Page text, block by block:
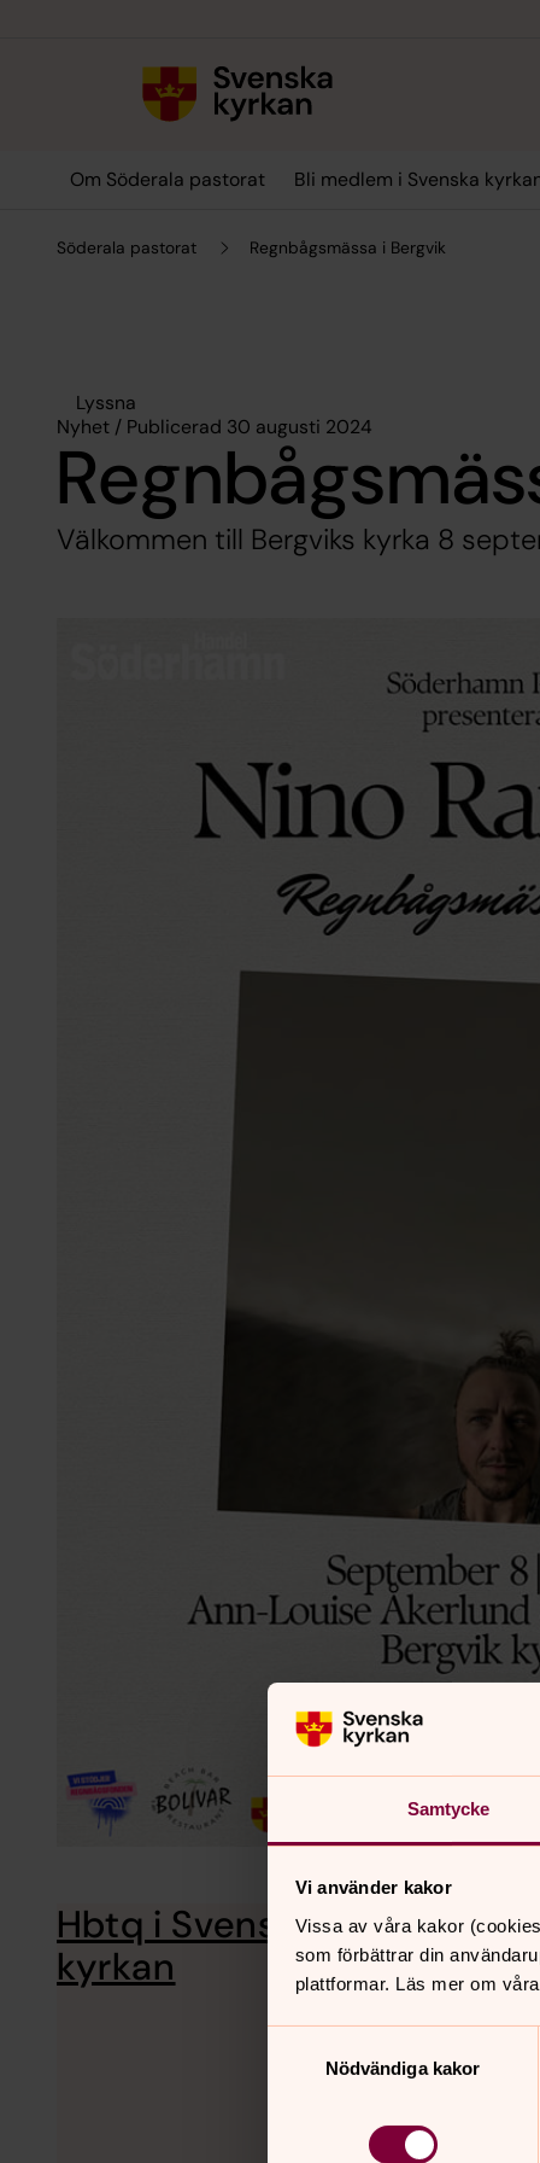
Samtycke
Vi använder kakor
Vissa av våra kakor
som förbättrar din
plattformar. Läs mer om
Nödvändiga kakor
Om Söderala pastorat Bli medlem i Svenska
Söderala pastorat Regnbågsmässa i Bergvik
Lyssna
Nyhet / Publicerad 30 augusti 2024
Välkommen till Bergviks kyrka 8
Hbtq i Svenska
kyrkan
Svenska kyrkan
aktivt mot